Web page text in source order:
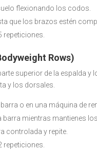
flexionando los codos.
que los brazos estén
repeticiones.
Rows)
superior de la espalda
y los dorsales.
o en una máquina de
barra mientras mantienes
controlada y repite.
repeticiones.